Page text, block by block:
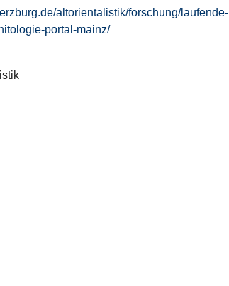
altorientalistik/forschung/laufende-
portal-mainz/